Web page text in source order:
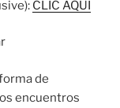
CLIC AQUI
de
encuentros